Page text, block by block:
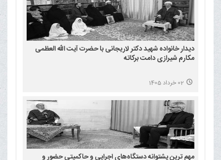
دیدار خانواده شهید دکتر لاریجانی با حضرت آیت الله العظمی
مکارم شیرازی دامت برکاته
02 خرداد 1405
مهم ترین پشتوانه دستگاه‌های اجرایی و حاکمیتی حضور و